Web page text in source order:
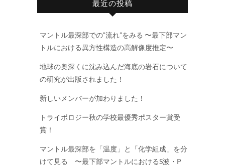
最近の投稿
マントル最深部での“流れ”をみる 〜最下部マン
トルにおける異方性構造の高解像度推定〜
地球の奥深くに沈み込んだ海底の岩石について
の研究が出版されました！
新しいメンバーが加わりました！
トライボロジー秋の学校最優秀ポスター賞受
賞！
マントル最深部を「温度」と「化学組成」を分
けて見る 〜最下部マントルにおけるS波・P